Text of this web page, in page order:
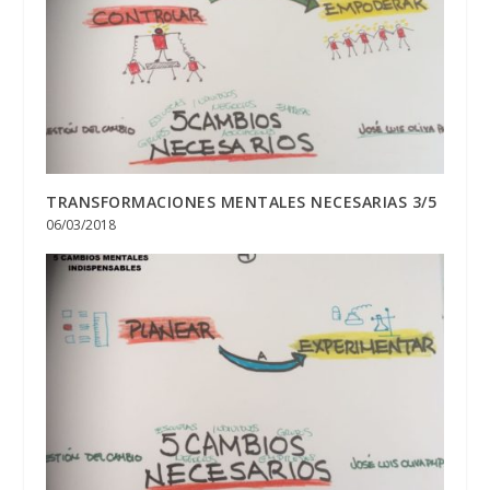
TRANSFORMACIONES MENTALES NECESARIAS 3/5
06/03/2018